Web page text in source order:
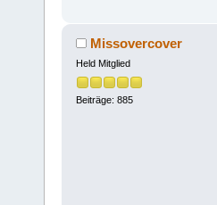
Missovercover
Held Mitglied
Beiträge: 885